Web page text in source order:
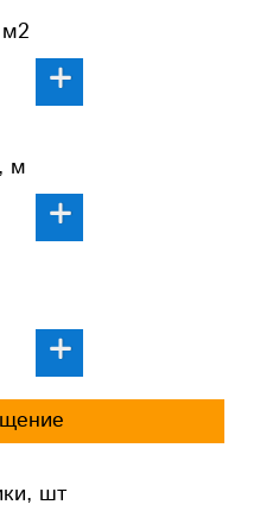
+
м
+
+
шт